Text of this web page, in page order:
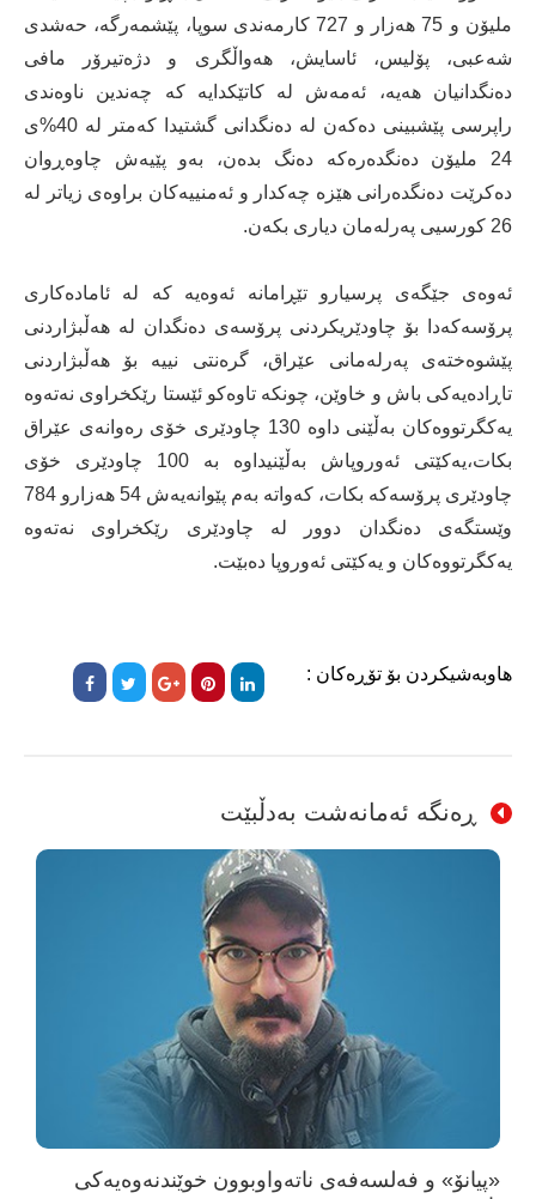
ملیۆن و 75 هەزار و 727 کارمەندی سوپا، پێشمەرگە، حەشدی
شەعبی، پۆلیس، ئاسایش، هەواڵگری و دژەتیرۆر مافی
دەنگدانیان هەیە، ئه‌مه‌ش لە کاتێکدایه‌ كه‌ چەندین ناوەندی
راپرسی پێشبینی دەکەن لە دەنگدانی گشتیدا کەمتر لە 40%ی
24 ملیۆن دەنگدەرەکە دەنگ بدەن، بەو پێیەش چاوەڕوان
دەکرێت دەنگدەرانی هێزە چەکدار و ئەمنییەکان براوەی زیاتر لە
26 کورسیی پەرلەمان دیاری بکەن.
ئه‌وه‌ى جێگه‌ى پرسیارو تێڕامانه‌ ئه‌وه‌یه‌ كه‌ له‌ ئاماده‌كارى
پرۆسه‌كه‌دا بۆ چاودێریکردنی پرۆسەی دەنگدان لە هەڵبژاردنی
پێشوەختەی پەرلەمانی عێراق، گره‌نتى نییه‌ بۆ هه‌ڵبژاردنى
تاڕاده‌یه‌كى باش و خاوێن، چونكه‌ تاوەکو ئێستا رێکخراوی نەتەوە
یەکگرتووەکان بەڵێنی داوە 130 چاودێری خۆی رەوانەی عێراق
بکات،یەکێتی ئەوروپاش بەڵێنیداوە بە 100 چاودێری خۆی
چاودێری پرۆسەکە بکات، كه‌واته‌ به‌م پێوانه‌یه‌ش 54 هه‌زارو 784
وێستگه‌ى ده‌نگدان دوور له‌ چاودێرى رێکخراوی نەتەوە
یەکگرتووەکان و یەکێتی ئەوروپا ده‌بێت.
هاوبەشیکردن بۆ تۆڕەکان :
ڕەنگە ئەمانەشت بەدڵبێت
«پیانۆ» و فەلسەفەی ناتەواوبوون خوێندنەوەیەکی